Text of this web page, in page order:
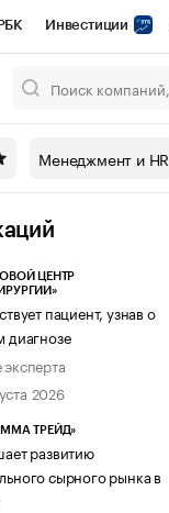
Инвестиции
СПб Конференции
медиа
Менеджмент и HR
ЦЕНТР
пациент, узнав о
диагнозе
2026
ТРЕЙД»
развитию
сырного рынка в